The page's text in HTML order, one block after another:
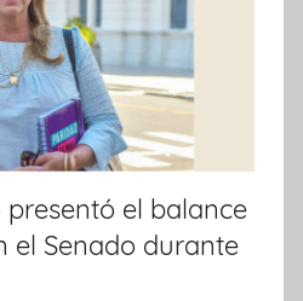
presentó el balance
el Senado durante